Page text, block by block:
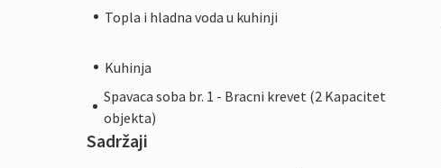
Topla i hladna voda u kuhinji
Kuhinja
Spavaca soba br. 1 - Bracni krevet (2 Kapacitet
objekta)
Sadržaji